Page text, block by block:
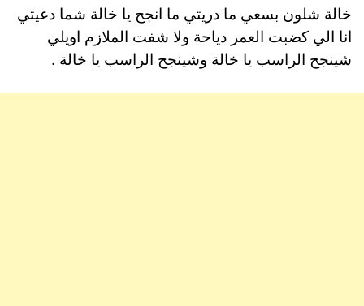
خالة شلون بسعي ما دريتي ما انجح يا خالة شما دعيتي
انا الي كضبت العمر دياحة ولا شفت الملازم اويلي
شينجح الراسب يا خالة وشينجح الراسب يا خالة .